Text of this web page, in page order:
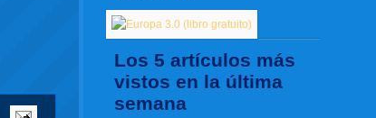
Los 5 artículos más
vistos en la última
semana